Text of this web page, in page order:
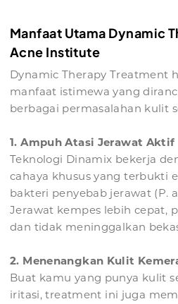
Manfaat Utama Dynamic
Acne Institute
Dynamic Therapy Treatment
manfaat istimewa yang
berbagai permasalahan kulit
1. Ampuh Atasi Jerawat Aktif
Teknologi Dinamix bekerja
cahaya khusus yang terbukti
bakteri penyebab jerawat (P.
Jerawat kempes lebih cepat,
dan tidak meninggalkan
2. Menenangkan Kulit
Buat kamu yang punya kulit
iritasi, treatment ini juga